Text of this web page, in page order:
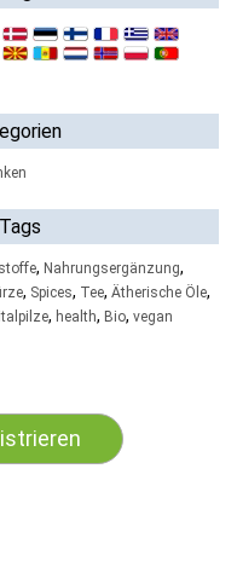
, Nahrungsergänzung,
, Spices, Tee, Ätherische Öle,
, health, Bio, vegan